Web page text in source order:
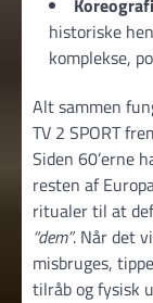
historiske
komplekse,
Alt sammen
TV 2 SPORT
Siden 60’erne
resten af
ritualer til at
“dem”. Når det
misbruges,
tilråb og fysisk